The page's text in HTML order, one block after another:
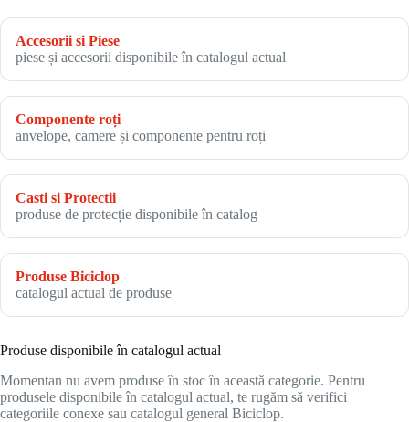
Accesorii si Piese
piese și accesorii disponibile în catalogul actual
Componente roți
anvelope, camere și componente pentru roți
Casti si Protectii
produse de protecție disponibile în catalog
Produse Biciclop
catalogul actual de produse
Produse disponibile în catalogul actual
Momentan nu avem produse în stoc în această categorie. Pentru
produsele disponibile în catalogul actual, te rugăm să verifici
categoriile conexe sau catalogul general Biciclop.